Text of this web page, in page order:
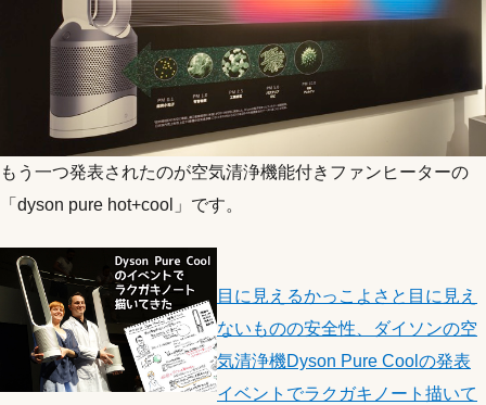
もう一つ発表されたのが空気清浄機能付きファンヒーターの
「dyson pure hot+cool」です。
目に見えるかっこよさと目に見え
ないものの安全性、ダイソンの空
気清浄機Dyson Pure Coolの発表
イベントでラクガキノート描いて